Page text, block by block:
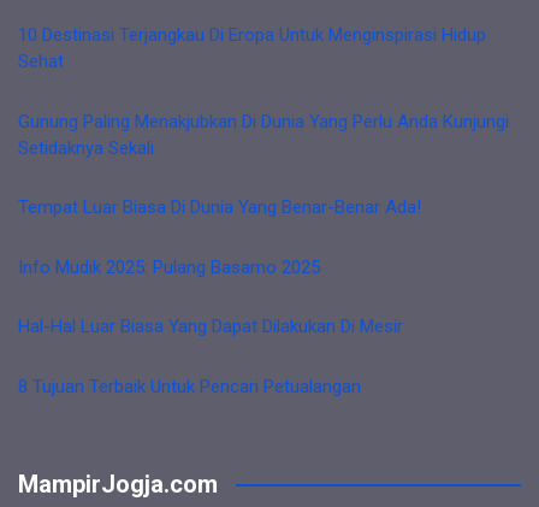
10 Destinasi Terjangkau Di Eropa Untuk Menginspirasi Hidup
Sehat
Gunung Paling Menakjubkan Di Dunia Yang Perlu Anda Kunjungi
Setidaknya Sekali
Tempat Luar Biasa Di Dunia Yang Benar-Benar Ada!
Info Mudik 2025: Pulang Basamo 2025
Hal-Hal Luar Biasa Yang Dapat Dilakukan Di Mesir
8 Tujuan Terbaik Untuk Pencari Petualangan
MampirJogja.com